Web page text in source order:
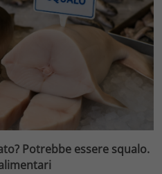
Potrebbe essere squalo.